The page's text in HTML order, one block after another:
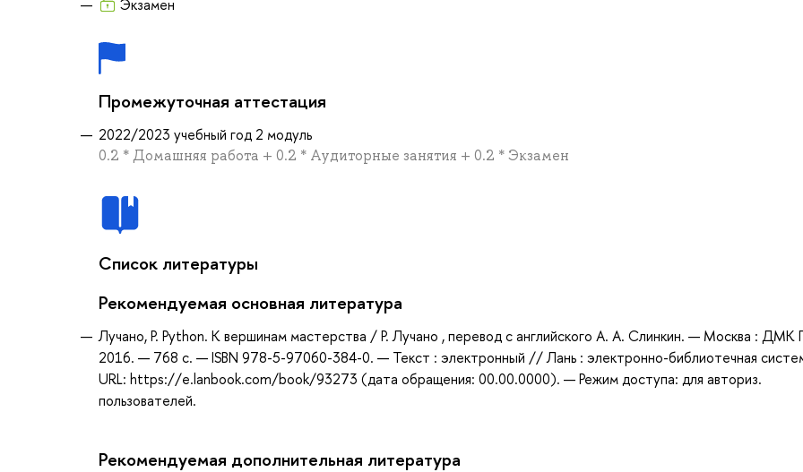
Экзамен
Промежуточная аттестация
2022/2023 учебный год 2 модуль
0.2 * Домашняя работа + 0.2 * Аудиторные занятия + 0.2 * Экзамен
Список литературы
Рекомендуемая основная литература
Лучано, Р. Python. К вершинам мастерства / Р. Лучано , перевод с английского А. А. Слинкин. — Москва : ДМК
2016. — 768 с. — ISBN 978-5-97060-384-0. — Текст : электронный // Лань : электронно-библиотечная
URL: https://e.lanbook.com/book/93273 (дата обращения: 00.00.0000). — Режим доступа: для авториз.
пользователей.
Рекомендуемая дополнительная литература